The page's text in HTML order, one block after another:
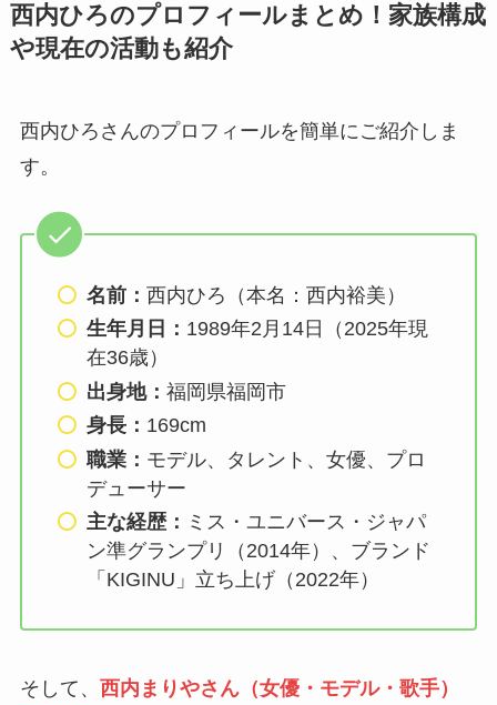
西内ひろのプロフィールまとめ！家族構成
や現在の活動も紹介
西内ひろさんのプロフィールを簡単にご紹介しま
す。
名前：西内ひろ（本名：西内裕美）
生年月日： 1989年2月14日（2025年現
在36歳）
出身地：福岡県福岡市
身長： 169cm
職業： モデル、タレント、女優、プロ
デューサー
主な経歴： ミス・ユニバース・ジャパ
ン準グランプリ（2014年）、ブランド
「KIGINU」立ち上げ（2022年）
そして、 西内まりやさん（女優・モデル・歌手）